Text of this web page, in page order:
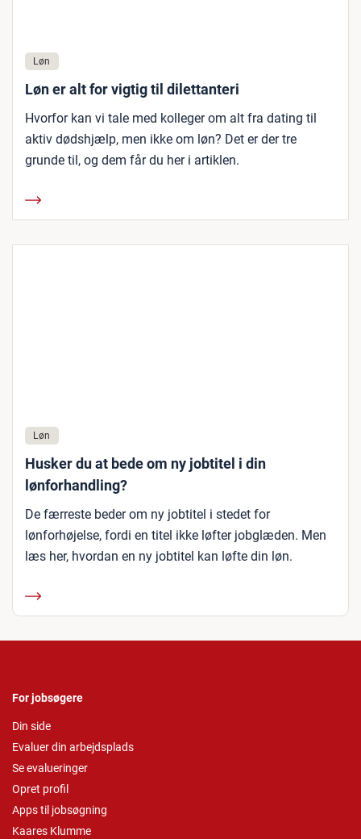
Løn
Løn er alt for vigtig til dilettanteri
Hvorfor kan vi tale med kolleger om alt fra dating til
aktiv dødshjælp, men ikke om løn? Det er der tre
grunde til, og dem får du her i artiklen.
Løn
Husker du at bede om ny jobtitel i din
lønforhandling?
De færreste beder om ny jobtitel i stedet for
lønforhøjelse, fordi en titel ikke løfter jobglæden. Men
læs her, hvordan en ny jobtitel kan løfte din løn.
For jobsøgere
Din side
Evaluer din arbejdsplads
Se evalueringer
Opret profil
Apps til jobsøgning
Kaares Klumme